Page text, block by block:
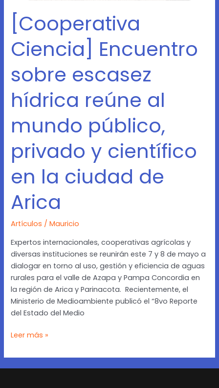
[Cooperativa
Ciencia] Encuentro
sobre escasez
hídrica reúne al
mundo público,
privado y científico
en la ciudad de
Arica
Artículos /Mauricio
Expertos internacionales, cooperativas agrícolas y
diversas instituciones se reunirán este 7 y 8 de mayo a
dialogar en torno al uso, gestión y eficiencia de aguas
rurales para el valle de Azapa y Pampa Concordia en
la región de Arica y Parinacota. Recientemente, el
Ministerio de Medioambiente publicó el “8vo Reporte
del Estado del Medio
científico
ciudad
Arica
Leer más »